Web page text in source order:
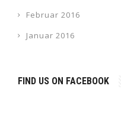
Februar 2016
Januar 2016
FIND US ON FACEBOOK